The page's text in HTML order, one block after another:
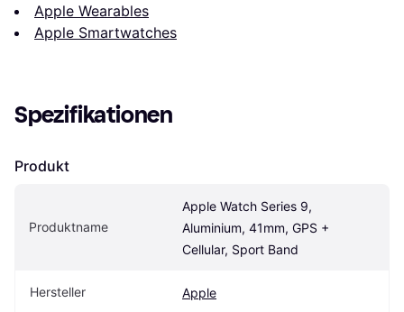
Apple Wearables
Apple Smartwatches
Spezifikationen
Produkt
Produktname
Apple Watch Series 9,
Aluminium, 41mm, GPS +
Cellular, Sport Band
Hersteller Apple